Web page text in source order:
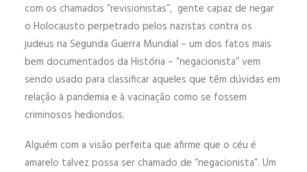
com os chamados “revisionistas”, gente capaz de negar
o Holocausto perpetrado pelos nazistas contra os
judeus na Segunda Guerra Mundial – um dos fatos mais
bem documentados da História – “negacionista” vem
sendo usado para classificar aqueles que têm dúvidas em
relação à pandemia e à vacinação como se fossem
criminosos hediondos.
Alguém com a visão perfeita que afirme que o céu é
amarelo talvez possa ser chamado de “negacionista”. Um